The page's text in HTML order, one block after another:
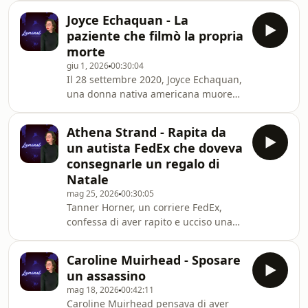
Ciontoli. Un caso di cronaca nera che
ha sconvolto l'opinione pubblica
italiana per la gravità dei fatti, i ritardi
nei soccorsi e le versioni contrastanti
fornite dalla famiglia Ciontoli. In
questo video ripercorriamo tutto.
Un'analisi dettagliata pe
Joyce Echaquan - La
paziente che filmò la propria
morte
giu 1, 202600:30:04
Il 28 settembre 2020, Joyce Echaquan,
una donna nativa americana muore
prima di esalare l'ultimo respiro, Joyce
avvia una diretta Facebook Live: un
video di 7 minuti che mostrerà al
mondo intero gli insulti razzisti del
personale sanitario mentre lei
implorava aiuto. Ma di cosa è morta
davvero Joyce Echaquan?
Athena Strand - Rapita da
un autista FedEx che doveva
consegnarle un regalo di
Natale
mag 25, 202600:30:05
Tanner Horner, un corriere FedEx,
confessa di aver rapito e ucciso una
poche settimane prima di Natale, che
ha sollevato domande inquietanti: che
cosa è successo davvero in quelle ore?
Caroline Muirhead - Sposare
un assassino
mag 18, 202600:42:11
Caroline Muirhead pensava di aver